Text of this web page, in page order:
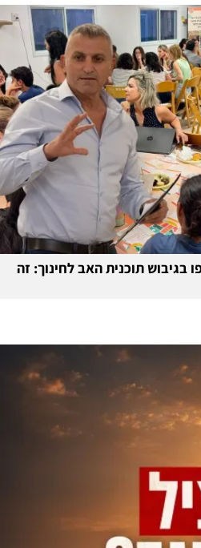
בגיבוש תוכנית האב לחינוך: זה